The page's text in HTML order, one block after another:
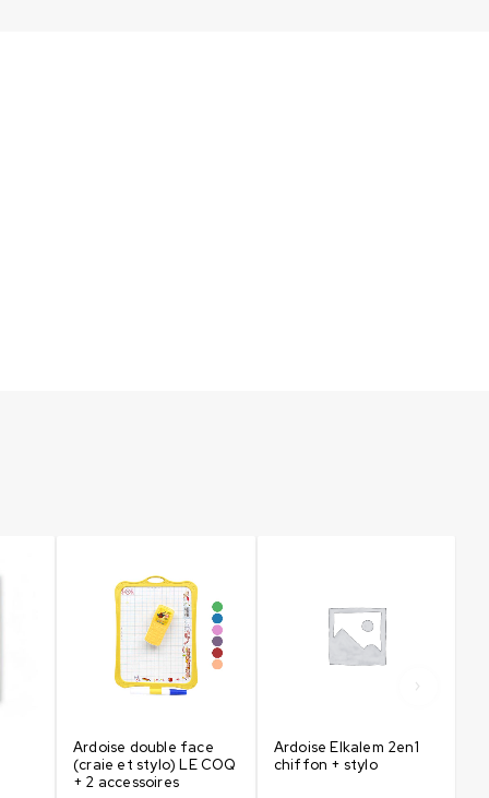
Ardoise double face
(craie et stylo) LE COQ
+ 2 accessoires
Ardoise Elkalem 2en1
chiffon + stylo